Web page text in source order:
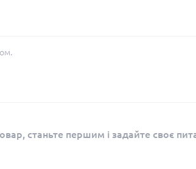
станьте першим і задайте своє